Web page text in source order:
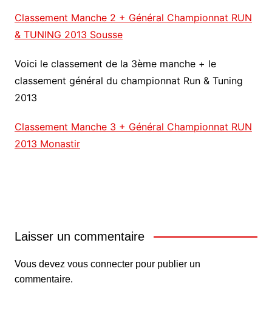
Classement Manche 2 + Général Championnat RUN
& TUNING 2013 Sousse
Voici le classement de la 3ème manche + le
classement général du championnat Run & Tuning
2013
Classement Manche 3 + Général Championnat RUN
2013 Monastir
Laisser un commentaire
Vous devez vous connecterpour publier un
commentaire.